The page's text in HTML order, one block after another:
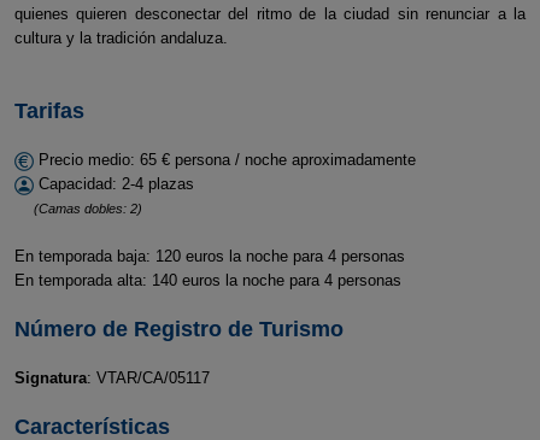
quienes quieren desconectar del ritmo de la ciudad sin renunciar a la
cultura y la tradición andaluza.
Tarifas
Precio medio: 65 € persona / noche aproximadamente
Capacidad: 2-4 plazas
(Camas dobles: 2)
En temporada baja: 120 euros la noche para 4 personas
En temporada alta: 140 euros la noche para 4 personas
Número de Registro de Turismo
Signatura: VTAR/CA/05117
Características